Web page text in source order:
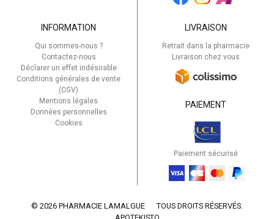
INFORMATION
Qui sommes-nous ?
Contactez-nous
Déclarer un effet indésirable
Conditions générales de vente
(CGV)
Mentions légales
Données personnelles
Cookies
LIVRAISON
Retrait dans la pharmacie
Livraison chez vous
PAIEMENT
Paiement sécurisé
© 2026 PHARMACIE LAMALGUE
TOUS DROITS RÉSERVÉS.